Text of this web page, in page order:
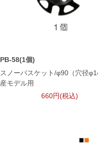
PB-58(1個)
スノーバスケット/φ90（穴径
産モデル用
660円(税込)